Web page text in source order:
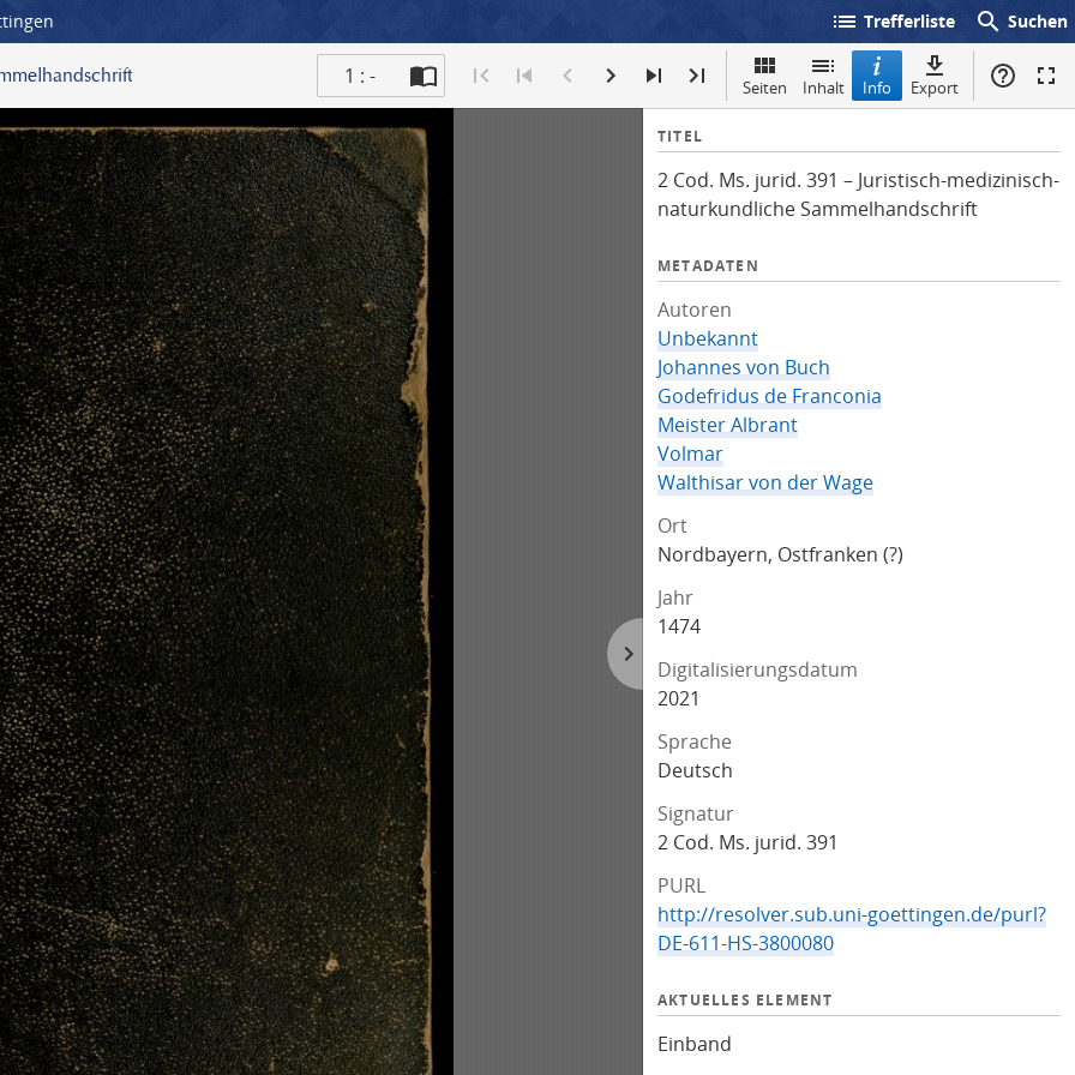
list Trefferliste search Suchen
1 : - Seiten Inhalt Info Export
I
f
o
TITEL
2 Cod. Ms. jurid. 391 – Juristisch-medizinisch-
naturkundliche Sammelhandschrift
METADATEN
Autoren
Unbekannt
Johannes von Buch
Godefridus de Franconia
Meister Albrant
Volmar
Walthisar von der Wage
Ort
Nordbayern, Ostfranken (?)
Jahr
1474
Digitalisierungsdatum
2021
Sprache
Deutsch
Signatur
2 Cod. Ms. jurid. 391
PURL
http://resolver.sub.uni-goettingen.de/purl?
DE-611-HS-3800080
AKTUELLES ELEMENT
Einband